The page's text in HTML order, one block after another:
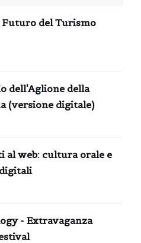
Futuro del Turismo
dell'Aglione della
(versione digitale)
al web: cultura orale e
- Extravaganza